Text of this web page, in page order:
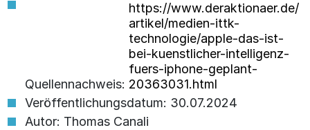
Quellennachweis:
https://www.deraktionaer.de/
artikel/medien-ittk-
technologie/apple-das-ist-
bei-kuenstlicher-intelligenz-
fuers-iphone-geplant-
20363031.html
Veröffentlichungsdatum: 30.07.2024
Autor: Thomas Canali